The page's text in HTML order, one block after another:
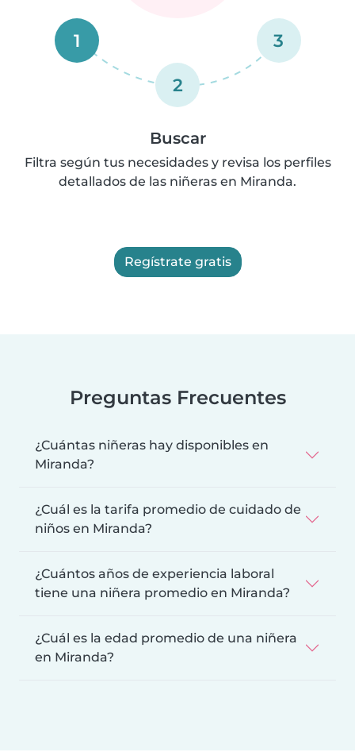
1
2
3
Buscar
Filtra según tus necesidades y revisa los perfiles
detallados de las niñeras en Miranda.
Regístrate gratis
Preguntas Frecuentes
¿Cuántas niñeras hay disponibles en
Miranda?
¿Cuál es la tarifa promedio de cuidado de
niños en Miranda?
¿Cuántos años de experiencia laboral
tiene una niñera promedio en Miranda?
¿Cuál es la edad promedio de una niñera
en Miranda?